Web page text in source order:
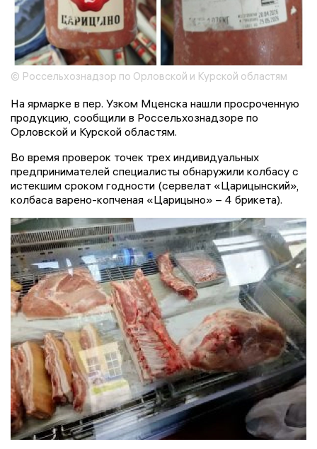
© Россельхознадзор по Орловской и Курской областям
На ярмарке в пер. Узком Мценска нашли просроченную
продукцию, сообщили в Россельхознадзоре по
Орловской и Курской областям.
Во время проверок точек трех индивидуальных
предпринимателей специалисты обнаружили колбасу с
истекшим сроком годности (сервелат «Царицынский»,
колбаса варено-копченая «Царицыно» – 4 брикета).